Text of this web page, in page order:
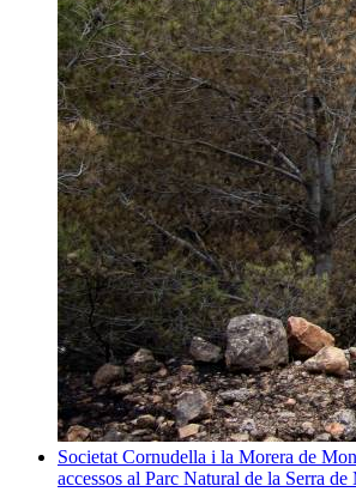
Societat Cornudella i la Morera de
accessos al Parc Natural de la Serra